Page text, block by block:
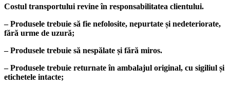
Costul transportului revine în responsabilitatea clientului.
– Produsele trebuie să fie nefolosite, nepurtate și nedeteriorate,
fără urme de uzură;
– Produsele trebuie să nespălate și fără miros.
– Produsele trebuie returnate în ambalajul original, cu sigiliul și
etichetele intacte;